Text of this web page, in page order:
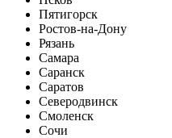
Пятигорск
Ростов-на-Дону
Рязань
Самара
Саранск
Саратов
Северодвинск
Смоленск
Сочи